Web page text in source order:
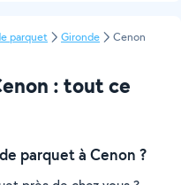
parquet Gironde Cenon
: tout ce
parquet à Cenon ?